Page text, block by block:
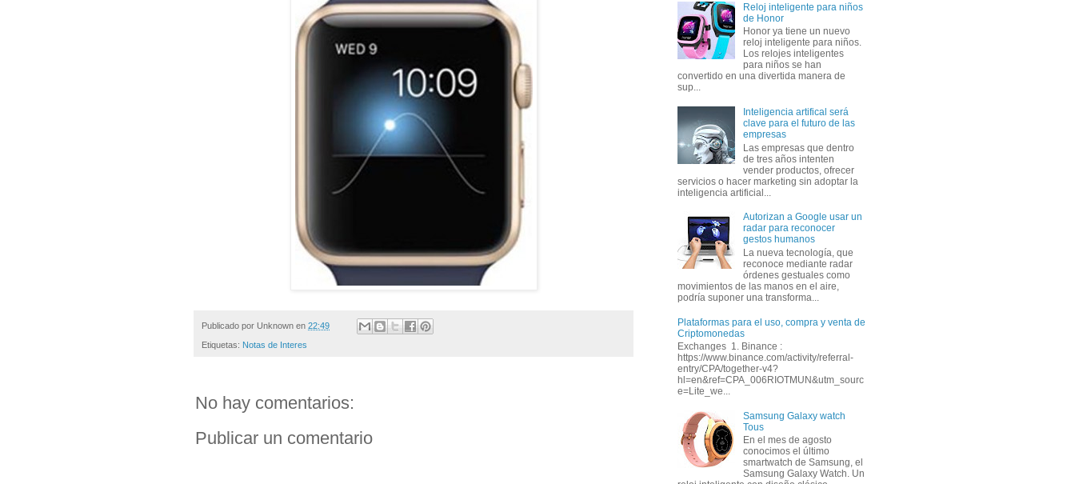
Publicado por Unknown en 22:49
Etiquetas: Notas de Interes
No hay comentarios:
Publicar un comentario
Reloj inteligente para niños
de Honor
Honor ya tiene un nuevo
reloj inteligente para niños.
Los relojes inteligentes
para niños se han
convertido en una divertida manera de
sup...
Inteligencia artifical será
clave para el futuro de las
empresas
Las empresas que dentro
de tres años intenten
vender productos, ofrecer
servicios o hacer marketing sin adoptar la
inteligencia artificial...
Autorizan a Google usar un
radar para reconocer
gestos humanos
La nueva tecnología, que
reconoce mediante radar
órdenes gestuales como
movimientos de las manos en el aire,
podría suponer una transforma...
Plataformas para el uso, compra y venta de
Criptomonedas
Exchanges 1. Binance :
https://www.binance.com/activity/referral-
entry/CPA/together-v4?
hl=en&ref=CPA_006RIOTMUN&utm_sourc
e=Lite_we...
Samsung Galaxy watch
Tous
En el mes de agosto
conocimos el último
smartwatch de Samsung, el
Samsung Galaxy Watch. Un